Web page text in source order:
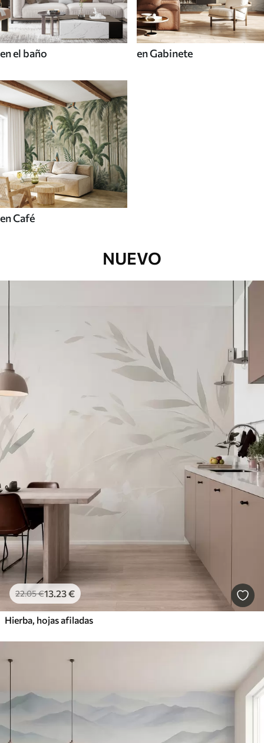
en el baño en Gabinete
en Café
NUEVO
22.05€13 .23€
Hierba, hojas afiladas